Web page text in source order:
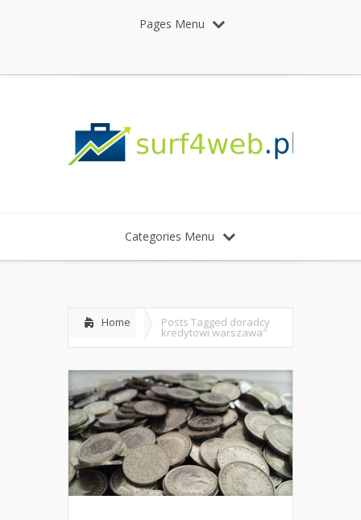
Pages Menu
Categories Menu
Home Posts Tagged doradcy
kredytowi warszawa"